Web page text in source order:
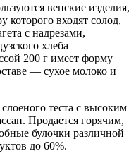
венские изделия,
которого входят солод,
с надрезами,
хлеба
200 г имеет форму
— сухое молоко и
теста с высоким
Продается горячим,
булочки различной
до 60%.